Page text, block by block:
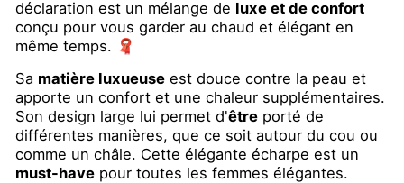
déclaration est un mélange de luxe et de confort
conçu pour vous garder au chaud et élégant en
même temps. 🧣
Sa matière luxueuse est douce contre la peau et
apporte un confort et une chaleur supplémentaires.
Son design large lui permet d'être porté de
différentes manières, que ce soit autour du cou ou
comme un châle. Cette élégante écharpe est un
must-have pour toutes les femmes élégantes.